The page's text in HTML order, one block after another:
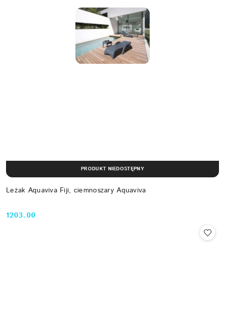
Leżak Aquaviva Fiji, ciemnoszary Aquaviva
Cena:
1203.00
PRODUKT NIEDOSTĘPNY